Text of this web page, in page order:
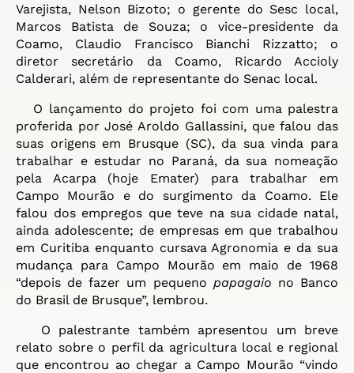
Varejista, Nelson Bizoto; o gerente do Sesc local,
Marcos Batista de Souza; o vice-presidente da
Coamo, Claudio Francisco Bianchi Rizzatto; o
diretor secretário da Coamo, Ricardo Accioly
Calderari, além de representante do Senac local.
O lançamento do projeto foi com uma palestra
proferida por José Aroldo Gallassini, que falou das
suas origens em Brusque (SC), da sua vinda para
trabalhar e estudar no Paraná, da sua nomeação
pela Acarpa (hoje Emater) para trabalhar em
Campo Mourão e do surgimento da Coamo. Ele
falou dos empregos que teve na sua cidade natal,
ainda adolescente; de empresas em que trabalhou
em Curitiba enquanto cursava Agronomia e da sua
mudança para Campo Mourão em maio de 1968
“depois de fazer um pequeno papagaio no Banco
do Brasil de Brusque”, lembrou.
O palestrante também apresentou um breve
relato sobre o perfil da agricultura local e regional
que encontrou ao chegar a Campo Mourão “vindo